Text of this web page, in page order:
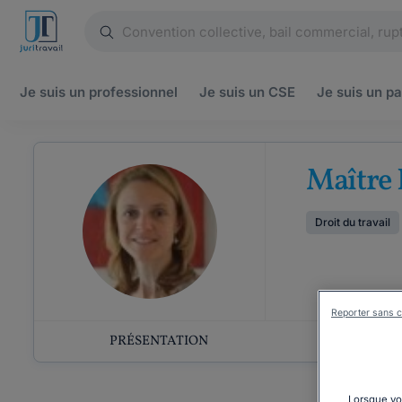
Je suis un professionnel Je suis un CSE Je suis un
Maître
Droit du travail
PRÉSENTATION
Lorsque
Reporter sans